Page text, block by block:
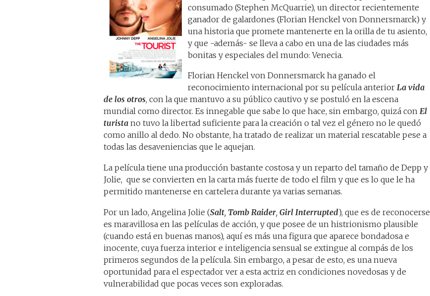
consumado (Stephen McQuarrie), un director recientemente
ganador de galardones (Florian Henckel von Donnersmarck) y
una historia que promete mantenerte en la orilla de tu asiento,
y que -además- se lleva a cabo en una de las ciudades más
bonitas y especiales del mundo: Venecia.
Florian Henckel von Donnersmarck ha ganado el
reconocimiento internacional por su película anterior La vida
de los otros, con la que mantuvo a su público cautivo y se postuló en la escena
mundial como director. Es innegable que sabe lo que hace, sin embargo, quizá con El
turista no tuvo la libertad suficiente para la creación o tal vez el género no le quedó
como anillo al dedo. No obstante, ha tratado de realizar un material rescatable pese a
todas las desaveniencias que le aquejan.
La película tiene una producción bastante costosa y un reparto del tamaño de Depp y
Jolie, que se convierten en la carta más fuerte de todo el film y que es lo que le ha
permitido mantenerse en cartelera durante ya varias semanas.
Por un lado, Angelina Jolie (Salt, Tomb Raider, Girl Interrupted), que es de reconocerse
es maravillosa en las películas de acción, y que posee de un histrionismo plausible
(cuando está en buenas manos), aquí es más una figura que aparece bondadosa e
inocente, cuya fuerza interior e inteligencia sensual se extingue al compás de los
primeros segundos de la película. Sin embargo, a pesar de esto, es una nueva
oportunidad para el espectador ver a esta actriz en condiciones novedosas y de
vulnerabilidad que pocas veces son exploradas.